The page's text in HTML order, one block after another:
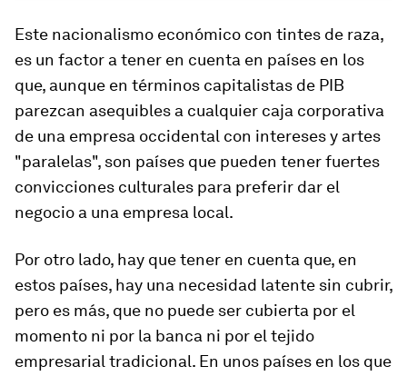
Este nacionalismo económico con tintes de raza,
es un factor a tener en cuenta en países en los
que, aunque en términos capitalistas de PIB
parezcan asequibles a cualquier caja corporativa
de una empresa occidental con intereses y artes
"paralelas", son países que pueden tener fuertes
convicciones culturales para preferir dar el
negocio a una empresa local.
Por otro lado, hay que tener en cuenta que, en
estos países, hay una necesidad latente sin cubrir,
pero es más, que no puede ser cubierta por el
momento ni por la banca ni por el tejido
empresarial tradicional. En unos países en los que